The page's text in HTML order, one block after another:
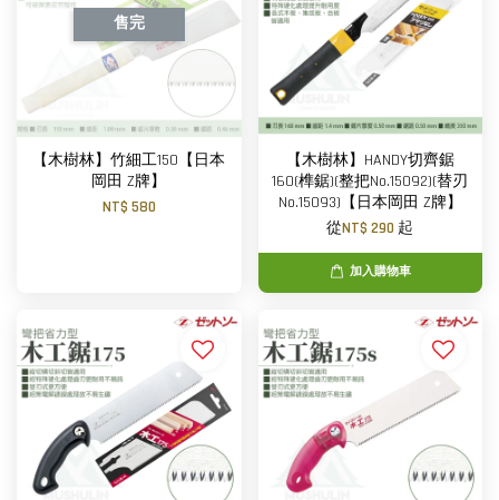
售完
【木樹林】竹細工150【日本
岡田 Z牌】
NT$ 580
【木樹林】HANDY切齊鋸
160(榫鋸)(整把No.15092)(替刃
No.15093)【日本岡田 Z牌】
從NT$ 290 起
加入購物車